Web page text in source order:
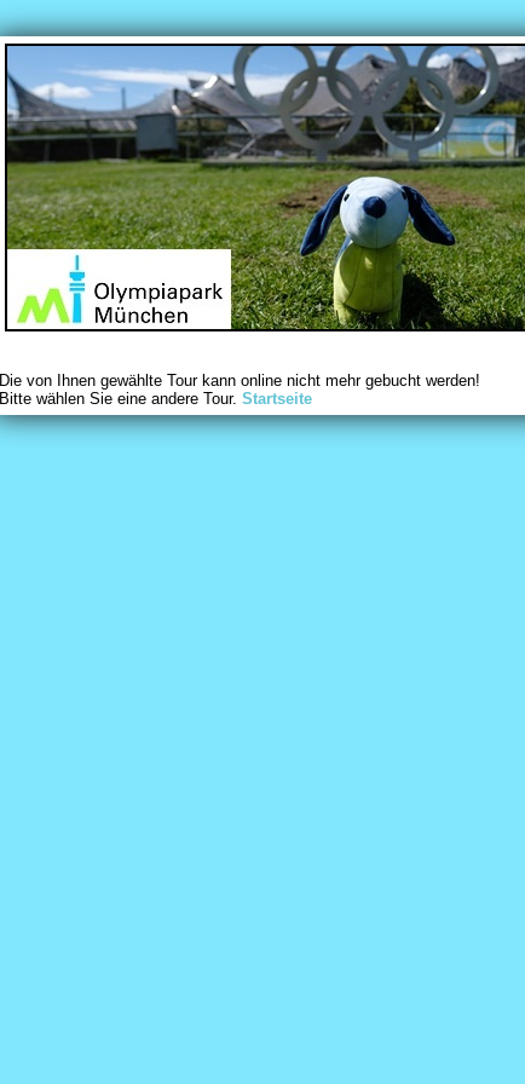
Die von Ihnen gewählte Tour kann online nicht mehr gebucht werden!
Bitte wählen Sie eine andere Tour. Startseite